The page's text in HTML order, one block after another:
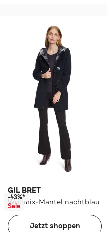
GIL BRET
Wollmix-Mantel nachtblau
-43%*
Sale
Jetzt shoppen